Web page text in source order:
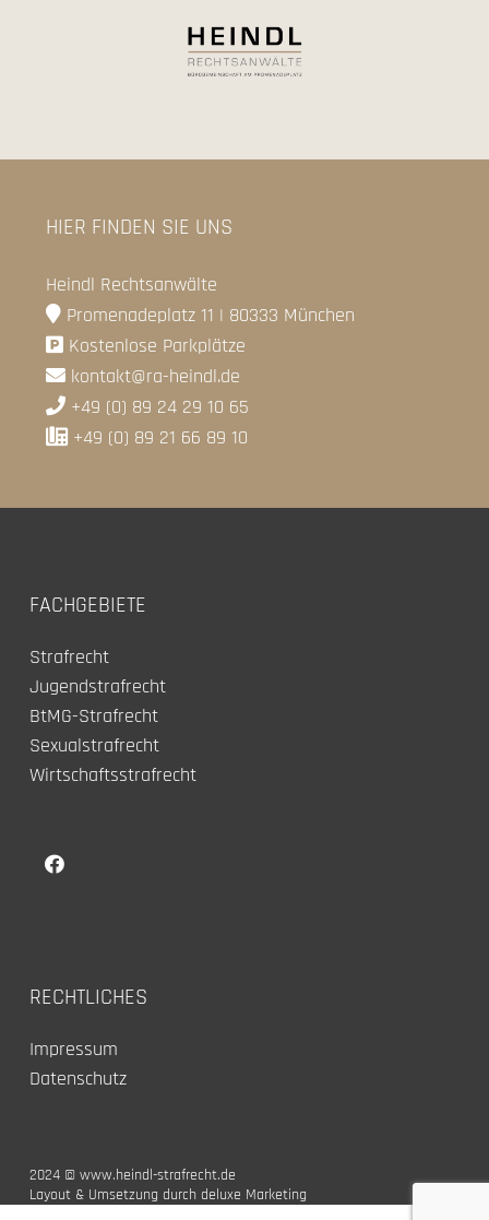
HIER FINDEN SIE UNS
Heindl Rechtsanwälte
Promenadeplatz 11 | 80333 München
Kostenlose Parkplätze
kontakt@ra-heindl.de
+49 (0) 89 24 29 10 65
+49 (0) 89 21 66 89 10
FACHGEBIETE
Strafrecht
Jugendstrafrecht
BtMG-Strafrecht
Sexualstrafrecht
Wirtschaftsstrafrecht
RECHTLICHES
Impressum
Datenschutz
2024 © www.heindl-strafrecht.de
Layout & Umsetzung durch deluxe Marketing